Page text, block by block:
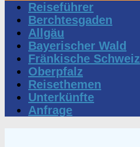
Reiseführer
Berchtesgaden
Allgäu
Bayerischer Wald
Fränkische Schweiz
Oberpfalz
Reisethemen
Unterkünfte
Anfrage